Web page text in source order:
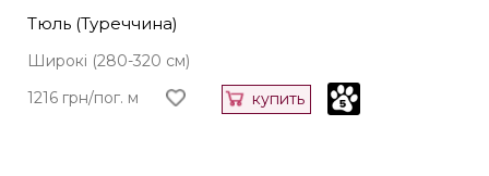
Тюль (Туреччина)
Широкі (280-320 см)
1216 грн/пог. м
купить